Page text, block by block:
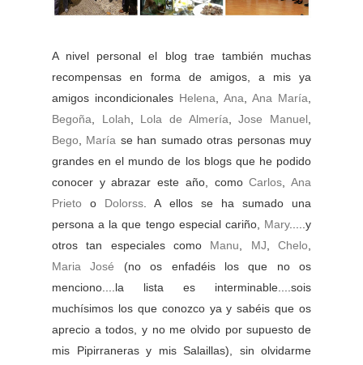
A nivel personal el blog trae también muchas
recompensas en forma de amigos, a mis ya
amigos incondicionales Helena Ana Ana María
Begoña
Lolah Lola de Almería ,Jose Manuel
Bego
María se han sumado otras personas muy
grandes en el mundo de los blogs que he podido
conocer y abrazar este año, comoCarlos ,Ana
Prieto o Dolorss . A ellos se ha sumado una
persona a la que tengo especial cariño, Mary.....y
otros tan especiales como Manu MJ ,Chelo
Maria José (no os enfadéis los que no os
menciono....la lista es interminable....sois
muchísimos los que conozco ya y sabéis que os
aprecio a todos, y no me olvido por supuesto de
mis Pipirraneras y mis Salaillas), sin olvidarme